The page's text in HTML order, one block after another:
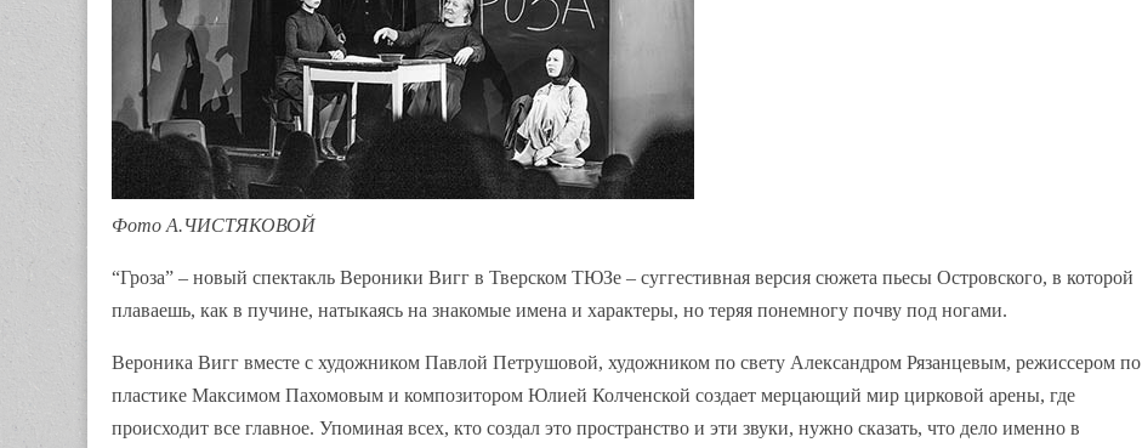
Фото А.ЧИСТЯКОВОЙ
“Гроза” – новый спектакль Вероники Вигг в Тверском ТЮЗе – суггестивная версия сюжета пьесы Островского, в которой
плаваешь, как в пучине, натыкаясь на знакомые имена и характеры, но теряя понемногу почву под ногами.
Вероника Вигг вместе с художником Павлой Петрушовой, художником по свету Александром Рязанцевым, режиссером по
пластике Максимом Пахомовым и композитором Юлией Колченской создает мерцающий мир цирковой арены, где
происходит все главное. Упоминая всех, кто создал это пространство и эти звуки, нужно сказать, что дело именно в